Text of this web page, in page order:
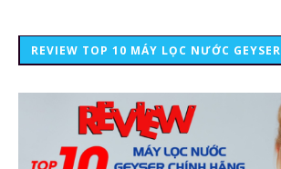
REVIEW TOP 10 MÁY LỌC NƯỚC GEYSER